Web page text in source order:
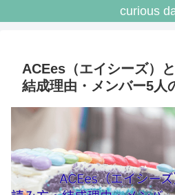
curious
ACEes（エイシーズ）
結成理由・メンバー5人